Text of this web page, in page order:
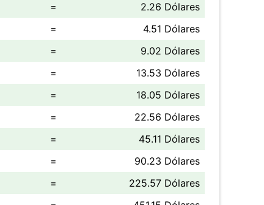
=
2.26 Dólares
=
4.51 Dólares
=
9.02 Dólares
=
13.53 Dólares
=
18.05 Dólares
=
22.56 Dólares
=
45.11 Dólares
=
90.23 Dólares
=
225.57 Dólares